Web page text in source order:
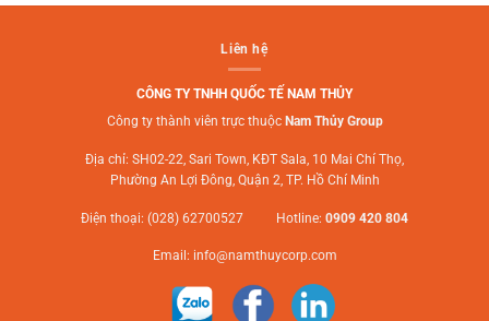
Liên hệ
CÔNG TY TNHH QUỐC TẾ NAM THỦY
Công ty thành viên trực thuộc Nam Thủy Group
Địa chỉ: SH02-22, Sari Town, KĐT Sala, 10 Mai Chí Thọ,
Phường An Lợi Đông, Quận 2, TP. Hồ Chí Minh
Điện thoại: (028) 62700527 Hotline: 0909 420 804
Email: info@namthuycorp.com